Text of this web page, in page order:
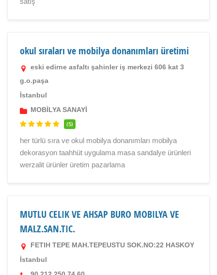
okul sıraları ve mobilya donanımları üretimi
eski edirne asfaltı şahinler iş merkezi 606 kat 3
g.o.paşa
İstanbul
MOBİLYA SANAYİ
(5)
her türlü sıra ve okul mobilya donanımları mobilya
dekorasyon taahhüt uygulama masa sandalye ürünleri
werzalit ürünler üretim pazarlama
MUTLU CELIK VE AHSAP BURO MOBILYA VE
MALZ.SAN.TIC.
FETIH TEPE MAH.TEPEUSTU SOK.NO:22 HASKOY
İstanbul